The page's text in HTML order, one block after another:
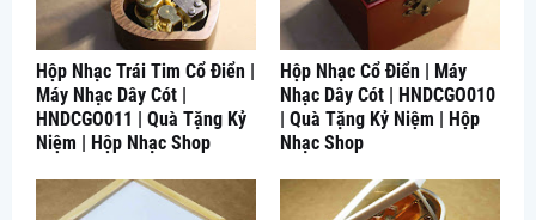
Hộp Nhạc Trái Tim Cổ Điển |
Máy Nhạc Dây Cót |
HNDCGO011 | Quà Tặng Kỷ
Niệm | Hộp Nhạc Shop
Hộp Nhạc Cổ Điển | Máy
Nhạc Dây Cót | HNDCGO010
| Quà Tặng Kỷ Niệm | Hộp
Nhạc Shop